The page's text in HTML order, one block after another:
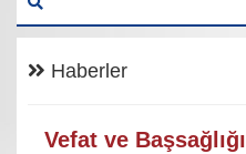
Haberler
Vefat ve Başsağlığı